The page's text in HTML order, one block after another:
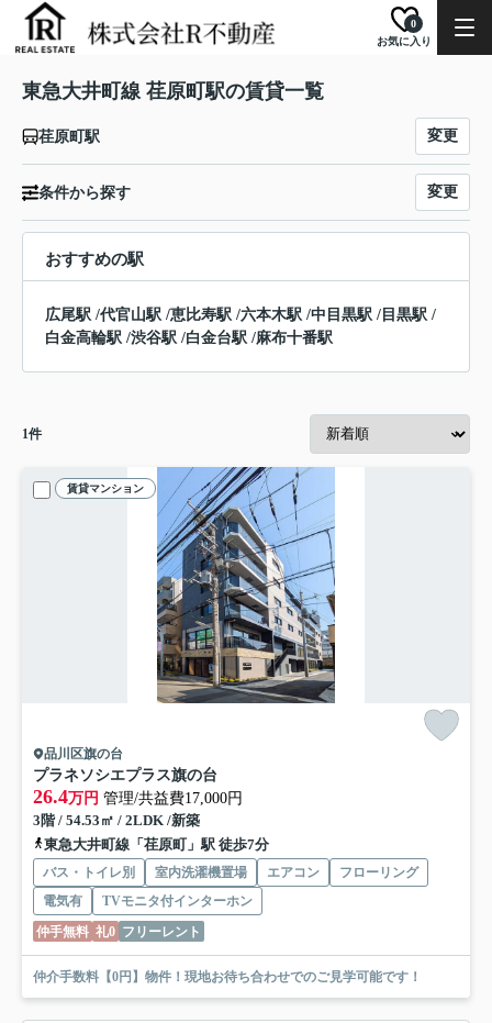
お気に入り
0
東急大井町線 荏原町駅の賃貸一覧
荏原町駅 変更
条件から探す 変更
おすすめの駅
広尾駅 /代官山駅 /恵比寿駅 /六本木駅 /中目黒駅 / 目黒駅 /
白金高輪駅 /渋谷駅 /白金台駅 /麻布十番駅
1件
賃貸マンション
品川区旗の台
プラネソシエプラス旗の台
26.4万円 管理/共益費17,000円
3階 / 54.53㎡ / 2LDK /新築
東急大井町線「荏原町」駅 徒歩7分
バス・トイレ別 室内洗濯機置場 エアコン
フローリング
電気有
TVモニタ付インターホン
仲手無料 礼0 フリーレント
仲介手数料【0円】物件！現地お待ち合わせでのご見学可能です！